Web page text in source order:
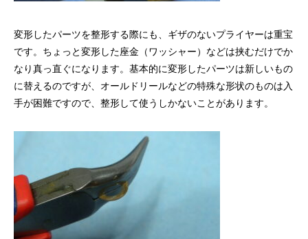
変形したパーツを整形する際にも、ギザのないプライヤーは重宝
です。ちょっと変形した座金（ワッシャー）などは挟むだけでか
なり真っ直ぐになります。基本的に変形したパーツは新しいもの
に替えるのですが、オールドリールなどの特殊な形状のものは入
手が困難ですので、整形して使うしかないことがあります。